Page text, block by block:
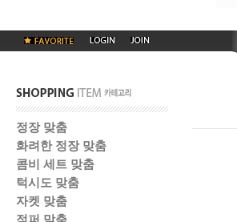
정장 맞춤
화려한 정장 맞춤
콤비 세트 맞춤
턱시도 맞춤
자켓 맞춤
점퍼 맞춤